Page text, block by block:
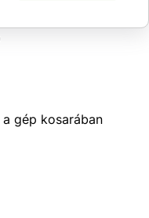
gép kosarában